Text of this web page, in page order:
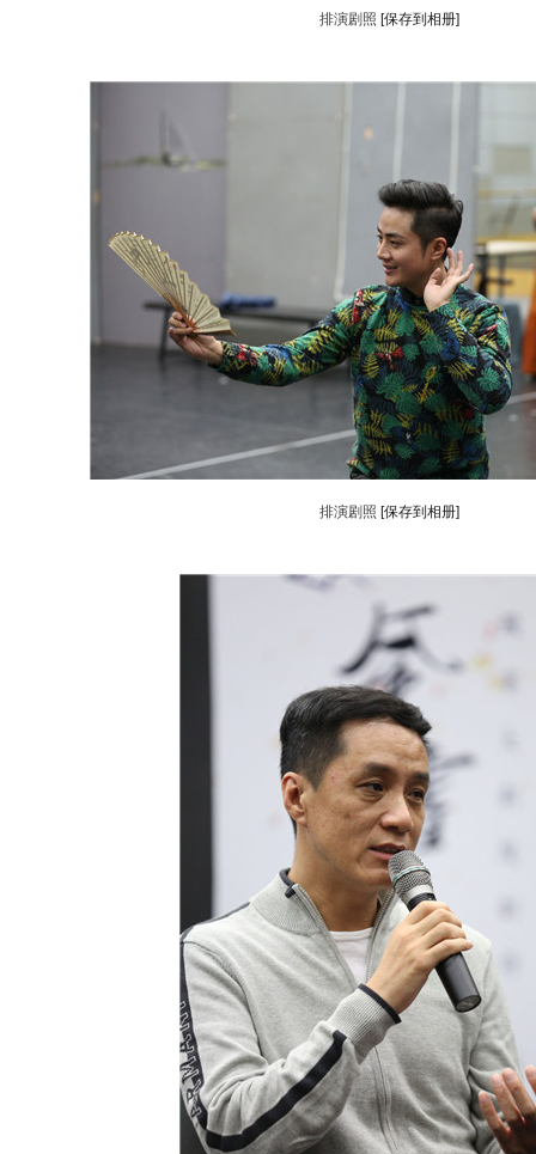
排演剧照 [保存到相册]
排演剧照 [保存到相册]